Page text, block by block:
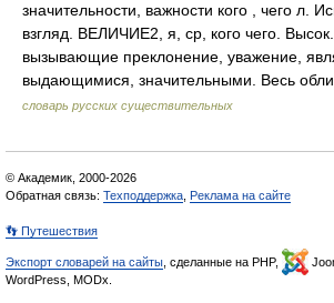
значительности, важности кого , чего л.
взгляд. ВЕЛИЧИЕ2, я, cр, кого чего. Высок.
вызывающие преклонение, уважение,
выдающимися, значительными. Весь
словарь русских существительных
© Академик, 2000-2026
Обратная связь: Техподдержка Реклама на сайте
👣 Путешествия
Экспорт словарей на сайты , сделанные на PHP,
WordPress, MODx.